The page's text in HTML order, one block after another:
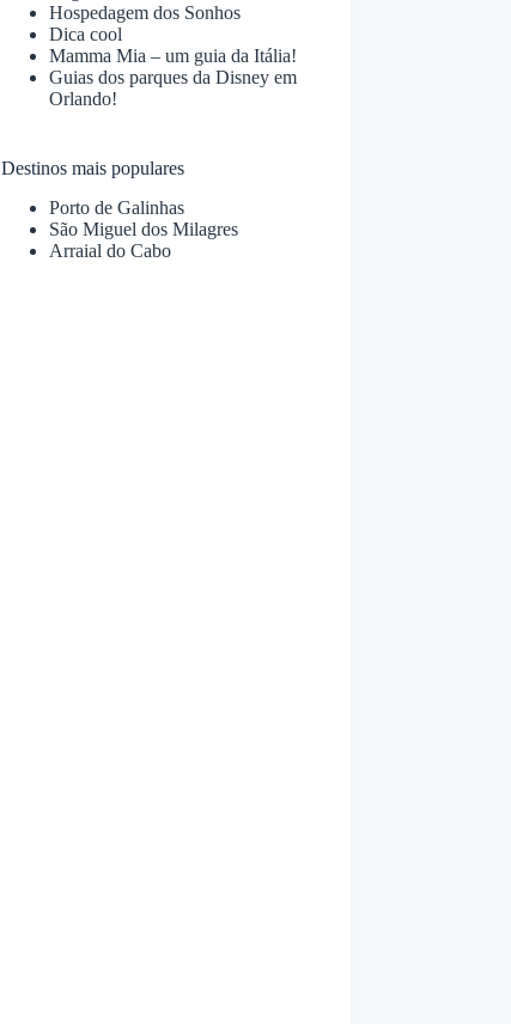
Hospedagem dos Sonhos
Dica cool
Mamma Mia – um guia da Itália!
Guias dos parques da Disney em
Orlando!
Destinos mais populares
Porto de Galinhas
São Miguel dos Milagres
Arraial do Cabo